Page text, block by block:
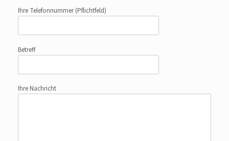
Ihre Telefonnummer(Pflichtfeld)
Betreff
Ihre Nachricht